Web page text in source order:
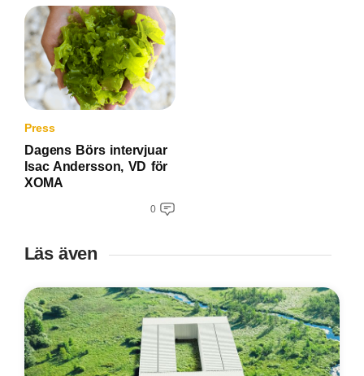
Press
Dagens Börs intervjuar
Isac Andersson, VD för
XOMA
0
Läs även